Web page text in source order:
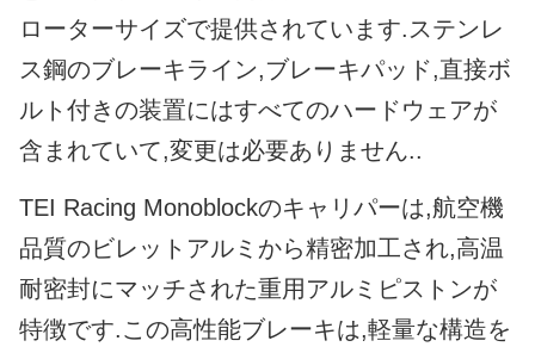
ローターサイズで提供されています.ステンレ
ス鋼のブレーキライン,ブレーキパッド,直接ボ
ルト付きの装置にはすべてのハードウェアが
含まれていて,変更は必要ありません..
TEI Racing Monoblockのキャリパーは,航空機
品質のビレットアルミから精密加工され,高温
耐密封にマッチされた重用アルミピストンが
特徴です.この高性能ブレーキは,軽量な構造を